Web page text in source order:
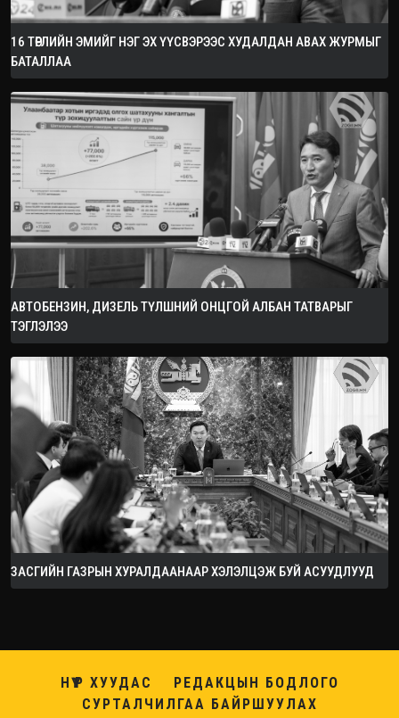
16 ТӨРЛИЙН ЭМИЙГ НЭГ ЭХ ҮҮСВЭРЭЭС ХУДАЛДАН АВАХ ЖУРМЫГ
БАТАЛЛАА
АВТОБЕНЗИН, ДИЗЕЛЬ ТҮЛШНИЙ ОНЦГОЙ АЛБАН ТАТВАРЫГ
ТЭГЛЭЛЭЭ
ЗАСГИЙН ГАЗРЫН ХУРАЛДААНААР ХЭЛЭЛЦЭЖ БУЙ АСУУДЛУУД
НҮҮР ХУУДАС
РЕДАКЦЫН БОДЛОГО
СУРТАЛЧИЛГАА БАЙРШУУЛАХ